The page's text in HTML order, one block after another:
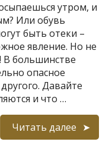
утром, и
Или обувь
быть отеки –
явление. Но не
В большинстве
опасное
Давайте
и что …
Читать далее